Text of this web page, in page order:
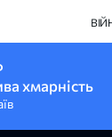
хмарність